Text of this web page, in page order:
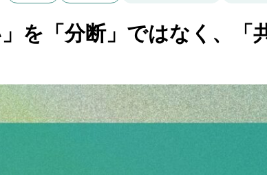
」を「分断」ではなく、